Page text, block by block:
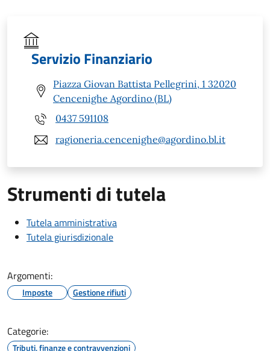
Servizio Finanziario
Piazza Giovan Battista Pellegrini, 1 32020
Cencenighe Agordino (BL)
0437 591108
ragioneria.cencenighe@agordino.bl.it
Strumenti di tutela
Tutela amministrativa
Tutela giurisdizionale
Argomenti:
Imposte Gestione rifiuti
Categorie:
Tributi, finanze e contravvenzioni